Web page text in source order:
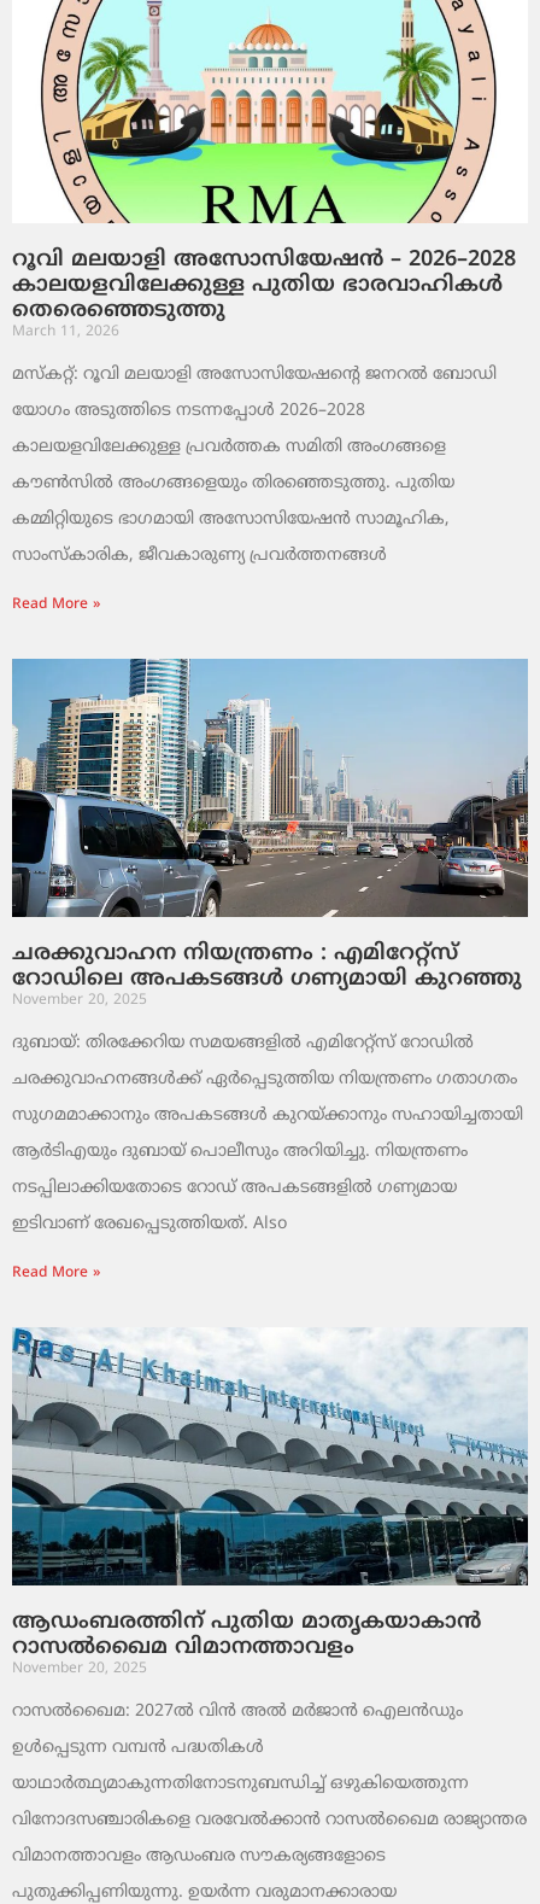
റൂവി മലയാളി അസോസിയേഷൻ – 2026–2028
കാലയളവിലേക്കുള്ള പുതിയ ഭാരവാഹികൾ
തെരെഞ്ഞെടുത്തു
March 11, 2026
മസ്കറ്റ്: റൂവി മലയാളി അസോസിയേഷന്റെ ജനറൽ ബോഡി
യോഗം അടുത്തിടെ നടന്നപ്പോൾ 2026–2028
കാലയളവിലേക്കുള്ള പ്രവർത്തക സമിതി അംഗങ്ങളെ
കൗൺസിൽ അംഗങ്ങളെയും തിരഞ്ഞെടുത്തു. പുതിയ
കമ്മിറ്റിയുടെ ഭാഗമായി അസോസിയേഷൻ സാമൂഹിക,
സാംസ്‌കാരിക, ജീവകാരുണ്യ പ്രവർത്തനങ്ങൾ
Read More »
ചരക്കുവാഹന നിയന്ത്രണം : എമിറേറ്റ്സ്
റോഡിലെ അപകടങ്ങൾ ഗണ്യമായി കുറഞ്ഞു
November 20, 2025
ദുബായ്: തിരക്കേറിയ സമയങ്ങളിൽ എമിറേറ്റ്സ് റോഡിൽ
ചരക്കുവാഹനങ്ങൾക്ക് ഏർപ്പെടുത്തിയ നിയന്ത്രണം ഗതാഗതം
സുഗമമാക്കാനും അപകടങ്ങൾ കുറയ്ക്കാനും സഹായിച്ചതായി
ആർടിഎയും ദുബായ് പൊലീസും അറിയിച്ചു. നിയന്ത്രണം
നടപ്പിലാക്കിയതോടെ റോഡ് അപകടങ്ങളിൽ ഗണ്യമായ
ഇടിവാണ് രേഖപ്പെടുത്തിയത്. Also
Read More »
ആഡംബരത്തിന് പുതിയ മാതൃകയാകാൻ
റാസൽഖൈമ വിമാനത്താവളം
November 20, 2025
റാസൽഖൈമ: 2027ൽ വിൻ അൽ മർജാൻ ഐലൻഡും
ഉൾപ്പെടുന്ന വമ്പൻ പദ്ധതികൾ
യാഥാർത്ഥ്യമാകുന്നതിനോടനുബന്ധിച്ച് ഒഴുകിയെത്തുന്ന
വിനോദസഞ്ചാരികളെ വരവേൽക്കാൻ റാസൽഖൈമ രാജ്യാന്തര
വിമാനത്താവളം ആഡംബര സൗകര്യങ്ങളോടെ
പുതുക്കിപ്പണിയുന്നു. ഉയർന്ന വരുമാനക്കാരായ